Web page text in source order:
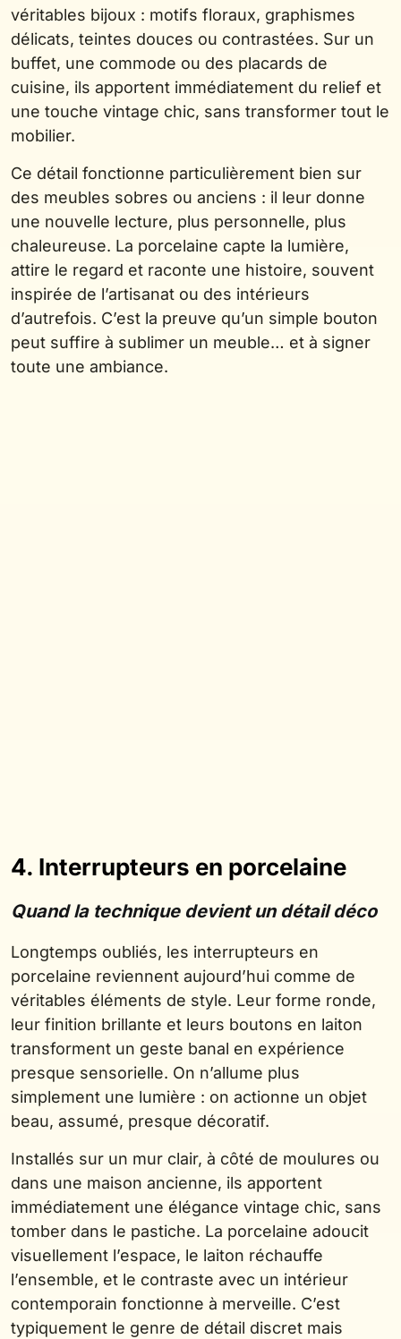
véritables bijoux : motifs floraux, graphismes
délicats, teintes douces ou contrastées. Sur un
buffet, une commode ou des placards de
cuisine, ils apportent immédiatement du relief et
une touche vintage chic, sans transformer tout le
mobilier.
Ce détail fonctionne particulièrement bien sur
des meubles sobres ou anciens : il leur donne
une nouvelle lecture, plus personnelle, plus
chaleureuse. La porcelaine capte la lumière,
attire le regard et raconte une histoire, souvent
inspirée de l’artisanat ou des intérieurs
d’autrefois. C’est la preuve qu’un simple bouton
peut suffire à sublimer un meuble… et à signer
toute une ambiance.
4. Interrupteurs en porcelaine
Quand la technique devient un détail déco
Longtemps oubliés, les interrupteurs en
porcelaine reviennent aujourd’hui comme de
véritables éléments de style. Leur forme ronde,
leur finition brillante et leurs boutons en laiton
transforment un geste banal en expérience
presque sensorielle. On n’allume plus
simplement une lumière : on actionne un objet
beau, assumé, presque décoratif.
Installés sur un mur clair, à côté de moulures ou
dans une maison ancienne, ils apportent
immédiatement une élégance vintage chic, sans
tomber dans le pastiche. La porcelaine adoucit
visuellement l’espace, le laiton réchauffe
l’ensemble, et le contraste avec un intérieur
contemporain fonctionne à merveille. C’est
typiquement le genre de détail discret mais